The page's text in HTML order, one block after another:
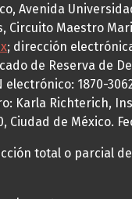
Avenida
Maestro
; dirección
de Reserva de
electrónico: 1870-
Karla Richterich,
Ciudad de México.
total o parcial